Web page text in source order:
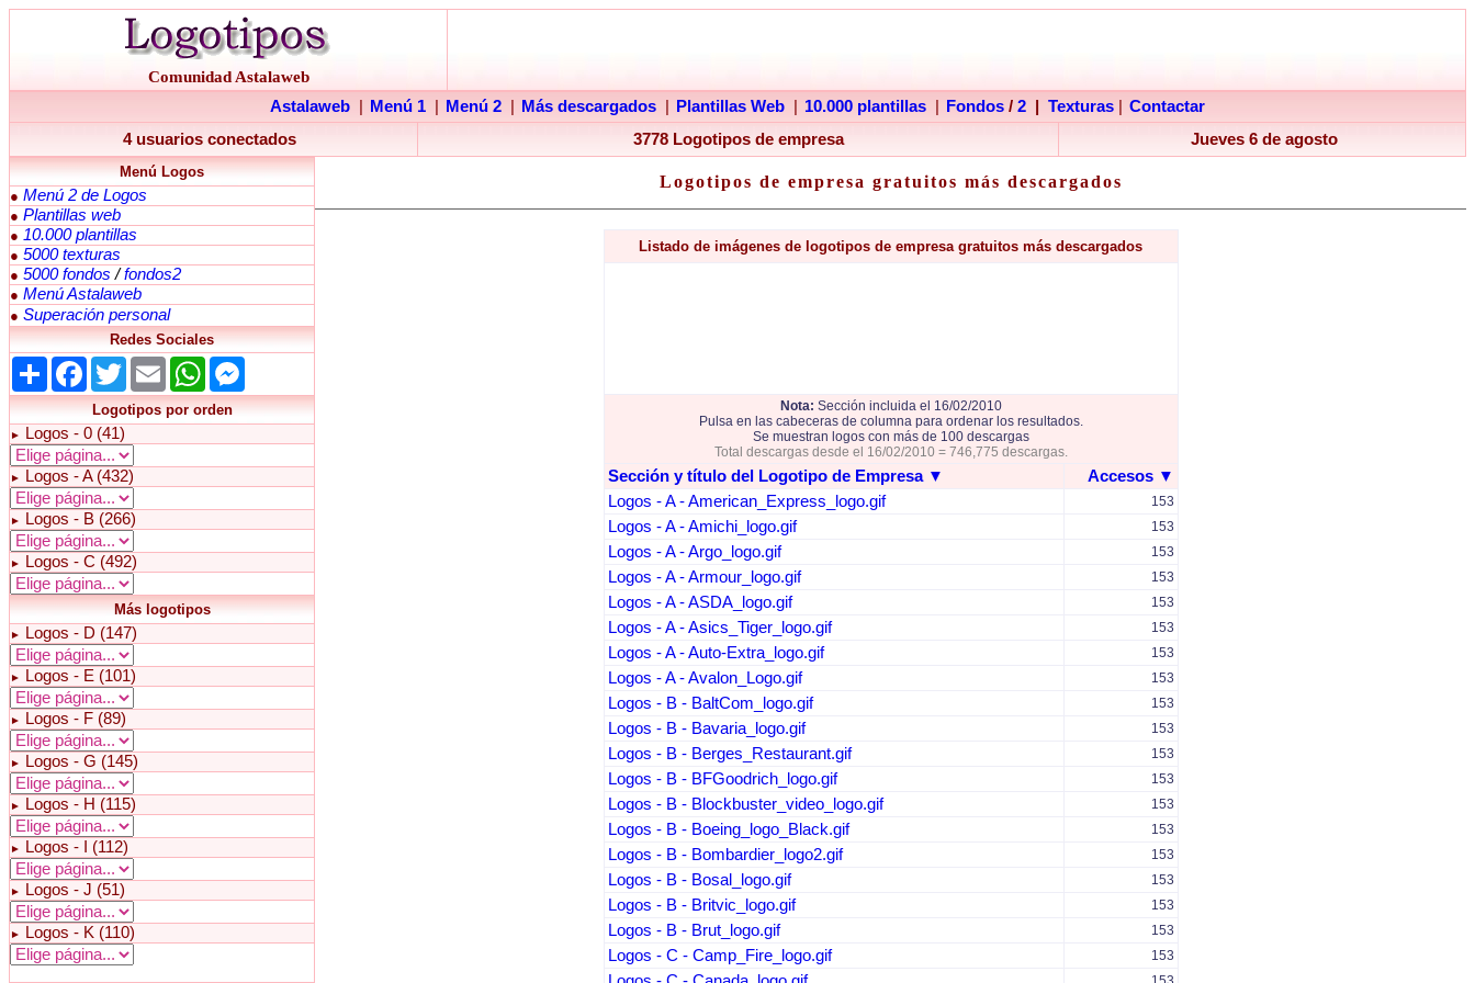
Comunidad Astalaweb
Astalaweb
Menú 1 Menú 2 Más descargados Plantillas Web 10.000 plantillas Fondos / 2 Texturas
Contactar
4 usuarios conectados
3778 Logotipos de empresa Jueves 6 de agosto
Menú Logos
● Menú 2 de Logos
● Plantillas web
● 10.000 plantillas
● 5000 texturas
● 5000 fondos /fondos2
● Menú Astalaweb
● Superación personal
Redes Sociales
Share Facebook
TwitterEmail WhatsApp
Logotipos por orden
► Logos - 0 (41)
► Logos - A (432)
► Logos - B (266)
► Logos - C (492)
Más logotipos
► Logos - D (147)
► Logos - E (101)
► Logos - F (89)
► Logos - G (145)
► Logos - H (115)
► Logos - I (112)
► Logos - J (51)
► Logos - K (110)
Logotipos de empresa gratuitos más descargados
Listado de imágenes de logotipos de empresa gratuitos más descargados
Nota: Sección incluida el 16/02/2010
Pulsa en las cabeceras de columna para ordenar los resultados.
Se muestran logos con más de 100 descargas
Total descargas desde el 16/02/2010 = 746,775 descargas.
Sección y título del Logotipo de Empresa ▼ Accesos ▼
Logos - A - American_Express_logo.gif
153
Logos - A - Amichi_logo.gif 153
Logos - A - Argo_logo.gif 153
Logos - A - Armour_logo.gif 153
Logos - A - ASDA_logo.gif 153
Logos - A - Asics_Tiger_logo.gif 153
Logos - A - Auto-Extra_logo.gif 153
Logos - A - Avalon_Logo.gif 153
Logos - B - BaltCom_logo.gif 153
Logos - B - Bavaria_logo.gif 153
Logos - B - Berges_Restaurant.gif 153
Logos - B - BFGoodrich_logo.gif 153
Logos - B - Blockbuster_video_logo.gif 153
Logos - B - Boeing_logo_Black.gif 153
Logos - B - Bombardier_logo2.gif 153
Logos - B - Bosal_logo.gif 153
Logos - B - Britvic_logo.gif 153
Logos - B - Brut_logo.gif 153
Logos - C - Camp_Fire_logo.gif 153